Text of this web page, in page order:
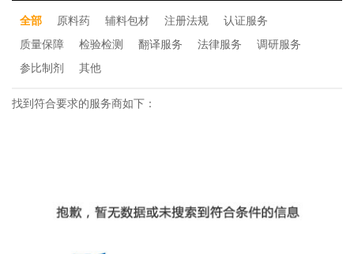
全部 原料药 辅料包材 注册法规
认证服务
质量保障
检验检测 翻译服务 法律服务
调研服务
参比制剂
其他
找到符合要求的服务商如下：